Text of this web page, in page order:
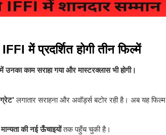
में प्रदर्शित होगी तीन फिल्में
काम सराहा गया और मास्टरक्लास भी होगी।
लगातार सराहना और अवॉर्ड्स बटोर रही है। अब यह फिल्म
की नई ऊँचाइयोंतक पहुँच चुकी है।